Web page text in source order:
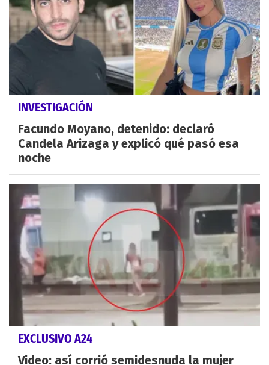
INVESTIGACIÓN
Facundo Moyano, detenido: declaró
Candela Arizaga y explicó qué pasó esa
noche
EXCLUSIVO A24
Video: así corrió semidesnuda la mujer